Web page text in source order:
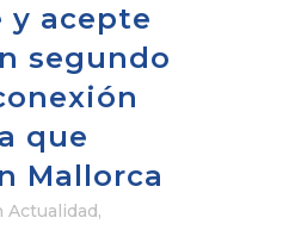
acepte
segundo
que
Mallorca
Actualidad,